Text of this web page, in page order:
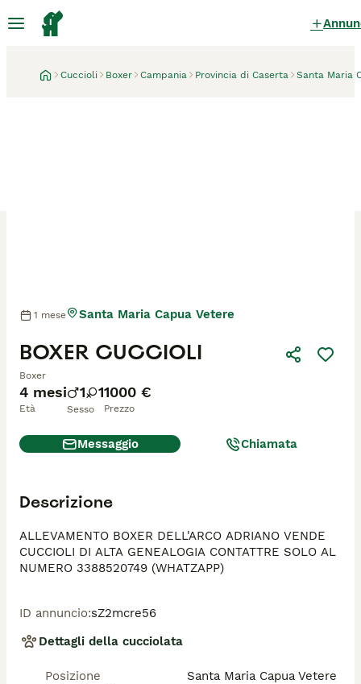
Cuccioli Boxer Campania Provincia di Caserta Santa Maria
4 mesi
Età
1 1
Sesso
1000 €
Prezzo
BOXER CUCCIOLI
Boxer
1 mese Santa Maria Capua Vetere
Messaggio Chiamata
Descrizione
ALLEVAMENTO BOXER DELL'ARCO ADRIANO VENDE
CUCCIOLI DI ALTA GENEALOGIA CONTATTRE SOLO AL
NUMERO 3388520749 (WHATZAPP)
ID annuncio:sZ2mcre56
Dettagli della cucciolata
Posizione
Santa Maria Capua Vetere